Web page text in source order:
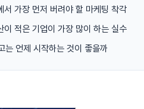
서 가장 먼저 버려야 할 마케팅 착각
이 적은 기업이 가장 많이 하는 실수
는 언제 시작하는 것이 좋을까